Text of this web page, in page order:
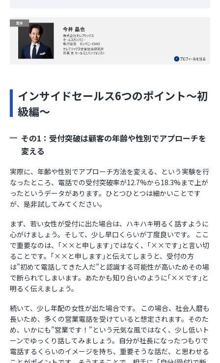
インサイドセールス6つのポイント～初
級編～
その1：受付突破は顧客の年齢や性別でアプローチを
変える
実際に、年齢や性別でアプローチ方法を変える、という実験を行
なったところ、電話での受付突破率が12.7%から18.3%まで上が
ったというデータがあります。ひとつひとつは細かいことです
が、是非試してみてください。
まず、若い女性が受付に出た場合は、ハキハキ明るく話すように
心がけましょう。そして、少し早口くらいが丁度良いです。 ここ
で重要なのは、｢××と申します｣ではなく、｢××です｣と言い切
ることです。｢××と申します｣と伝えてしまうと、受付の方
は”初めて電話してきた人だ”と認識する可能性が高いためその場
で断られてしまいます。あたかも知り合いのように｢××です｣と
明るく伝えましょう。
続いて、少し年配の女性が出た場合です。 この場合、社会人暦も
長いため、多くの営業電話を受けていると想定されます。そのた
め、いかにも”営業です！”という元気な風ではなく、少し低いト
ーンでゆっくり話してみましょう。自分が社長になったつもりで
電話するくらいのイメージを持ち、重要そうな話だ、と思わせる